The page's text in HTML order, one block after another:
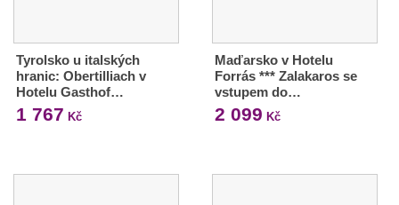
Tyrolsko u italských
hranic: Obertilliach v
Hotelu Gasthof…
1 767 Kč
Maďarsko v Hotelu
Forrás *** Zalakaros se
vstupem do…
2 099 Kč